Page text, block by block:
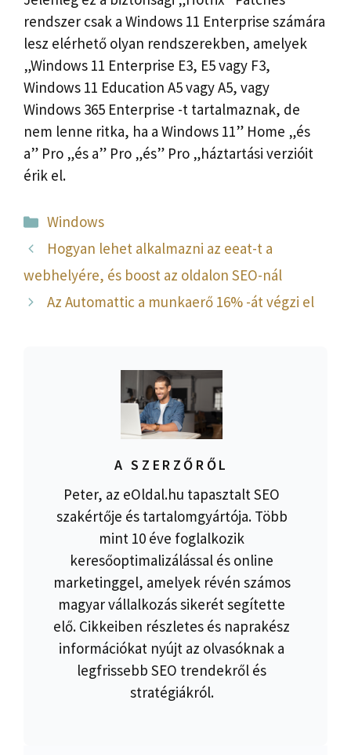
rendszer csak a Windows 11 Enterprise számára
lesz elérhető olyan rendszerekben, amelyek
„Windows 11 Enterprise E3, E5 vagy F3,
Windows 11 Education A5 vagy A5, vagy
Windows 365 Enterprise -t tartalmaznak, de
nem lenne ritka, ha a Windows 11” Home „és
a” Pro „és a” Pro „és” Pro „háztartási verzióit
érik el.
Kategória
Windows
Hogyan lehet alkalmazni az eeat-t a
webhelyére, és boost az oldalon SEO-nál
Az Automattic a munkaerő 16% -át végzi el
A SZERZŐRŐL
Peter, az eOldal.hu tapasztalt SEO
szakértője és tartalomgyártója. Több
mint 10 éve foglalkozik
keresőoptimalizálással és online
marketinggel, amelyek révén számos
magyar vállalkozás sikerét segítette
elő. Cikkeiben részletes és naprakész
információkat nyújt az olvasóknak a
legfrissebb SEO trendekről és
stratégiákról.